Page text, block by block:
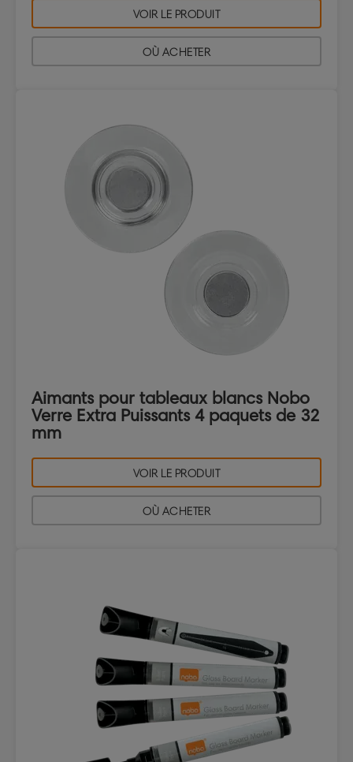
VOIR LE PRODUIT
OÙ ACHETER
Aimants pour tableaux blancs Nobo
Verre Extra Puissants 4 paquets de 32
mm
VOIR LE PRODUIT
OÙ ACHETER